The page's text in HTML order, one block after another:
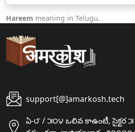
Hareem meaning in Telugu.
support[@]amarkosh.tech
ఏ-౮ / ౫౦౪ ఒలివ కాఉంటీ, సైక్టర ౫